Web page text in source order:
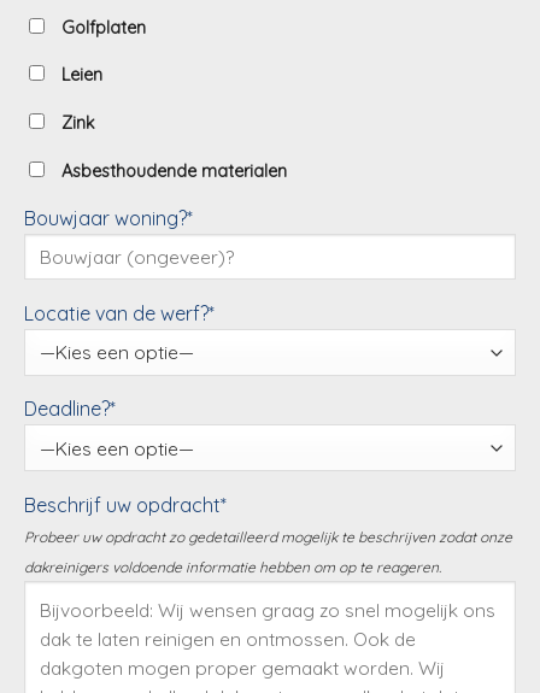
Golfplaten
Leien
Zink
Asbesthoudende materialen
Bouwjaar woning?*
Locatie van de werf?*
Deadline?*
Beschrijf uw opdracht*
Probeer uw opdracht zo gedetailleerd mogelijk te beschrijven zodat onze
dakreinigers voldoende informatie hebben om op te reageren.